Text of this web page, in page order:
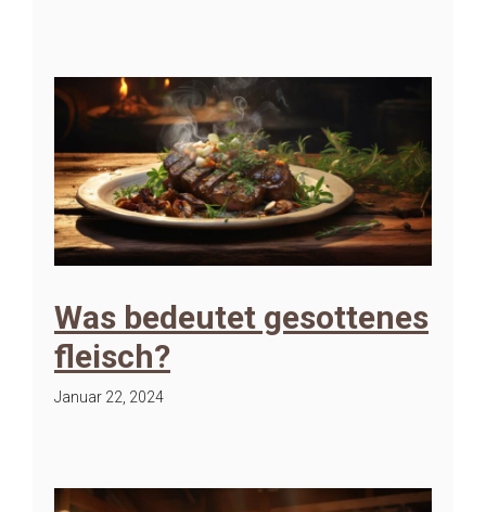
Was bedeutet gesottenes
fleisch?
Januar 22, 2024